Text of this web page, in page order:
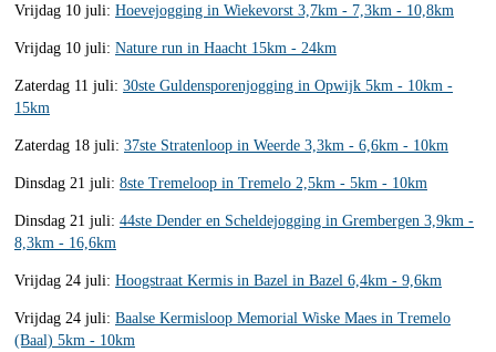
Vrijdag 10 juli: Hoevejogging in Wiekevorst 3,7km - 7,3km - 10,8km
Vrijdag 10 juli: Nature run in Haacht 15km - 24km
Zaterdag 11 juli: 30ste Guldensporenjogging in Opwijk 5km - 10km -
15km
Zaterdag 18 juli: 37ste Stratenloop in Weerde 3,3km - 6,6km - 10km
Dinsdag 21 juli: 8ste Tremeloop in Tremelo 2,5km - 5km - 10km
Dinsdag 21 juli: 44ste Dender en Scheldejogging in Grembergen 3,9km -
8,3km - 16,6km
Vrijdag 24 juli: Hoogstraat Kermis in Bazel in Bazel 6,4km - 9,6km
Vrijdag 24 juli: Baalse Kermisloop Memorial Wiske Maes in Tremelo
(Baal) 5km - 10km